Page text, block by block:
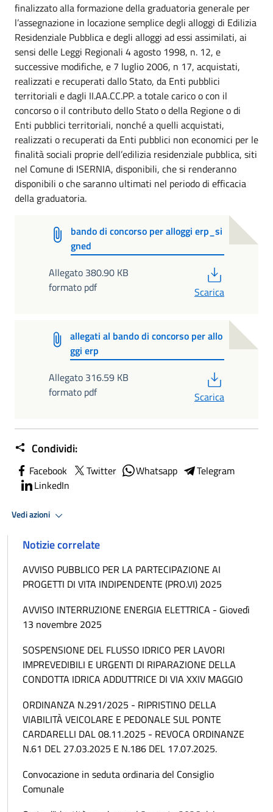
finalizzato alla formazione della graduatoria generale per
l’assegnazione in locazione semplice degli alloggi di Edilizia
Residenziale Pubblica e degli alloggi ad essi assimilati, ai
sensi delle Leggi Regionali 4 agosto 1998, n. 12, e
successive modifiche, e 7 luglio 2006, n 17, acquistati,
realizzati e recuperati dallo Stato, da Enti pubblici
territoriali e dagli II.AA.CC.PP. a totale carico o con il
concorso o il contributo dello Stato o della Regione o di
Enti pubblici territoriali, nonché a quelli acquistati,
realizzati o recuperati da Enti pubblici non economici per le
finalità sociali proprie dell’edilizia residenziale pubblica, siti
nel Comune di ISERNIA, disponibili, che si renderanno
disponibili o che saranno ultimati nel periodo di efficacia
della graduatoria.
bando di concorso per alloggi erp_si
gned
Allegato 380.90 KB
formato pdf
Scarica
allegati al bando di concorso per allo
ggi erp
Allegato 316.59 KB
formato pdf
Scarica
Condividi:
Facebook Twitter Whatsapp
Telegram
LinkedIn
Vedi azioni
Notizie correlate
AVVISO PUBBLICO PER LA PARTECIPAZIONE AI
PROGETTI DI VITA INDIPENDENTE (PRO.VI) 2025
AVVISO INTERRUZIONE ENERGIA ELETTRICA - Giovedì
13 novembre 2025
SOSPENSIONE DEL FLUSSO IDRICO PER LAVORI
IMPREVEDIBILI E URGENTI DI RIPARAZIONE DELLA
CONDOTTA IDRICA ADDUTTRICE DI VIA XXIV MAGGIO
ORDINANZA N.291/2025 - RIPRISTINO DELLA
VIABILITÀ VEICOLARE E PEDONALE SUL PONTE
CARDARELLI DAL 08.11.2025 - REVOCA ORDINANZE
N.61 DEL 27.03.2025 E N.186 DEL 17.07.2025.
Convocazione in seduta ordinaria del Consiglio
Comunale